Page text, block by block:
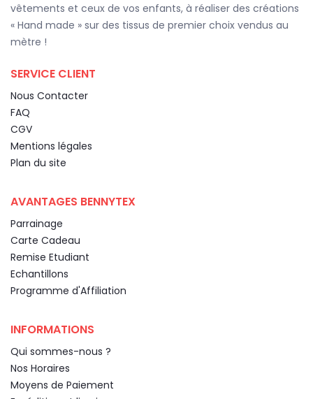
vêtements et ceux de vos enfants, à réaliser des créations
« Hand made » sur des tissus de premier choix vendus au
mètre !
SERVICE CLIENT
Nous Contacter
FAQ
CGV
Mentions légales
Plan du site
AVANTAGES BENNYTEX
Parrainage
Carte Cadeau
Remise Etudiant
Echantillons
Programme d'Affiliation
INFORMATIONS
Qui sommes-nous ?
Nos Horaires
Moyens de Paiement